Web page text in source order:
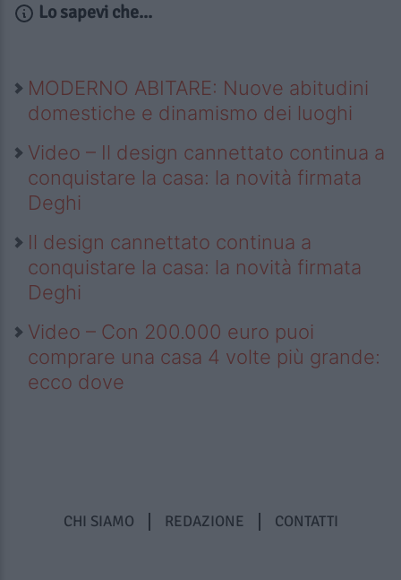
Lo sapevi che...
MODERNO ABITARE: Nuove abitudini
domestiche e dinamismo dei luoghi
Video – Il design cannettato continua a
conquistare la casa: la novità firmata
Deghi
Il design cannettato continua a
conquistare la casa: la novità firmata
Deghi
Video – Con 200.000 euro puoi
comprare una casa 4 volte più grande:
ecco dove
CHI SIAMO REDAZIONE CONTATTI